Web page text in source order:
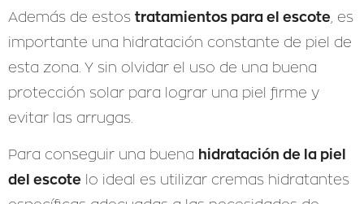
Además de estos tratamientos para el escote , es
importante una hidratación constante de piel de
esta zona. Y sin olvidar el uso de una buena
protección solar para lograr una piel firme y
evitar las arrugas.
Para conseguir una buena hidratación de la piel
del escote lo ideal es utilizar cremas hidratantes